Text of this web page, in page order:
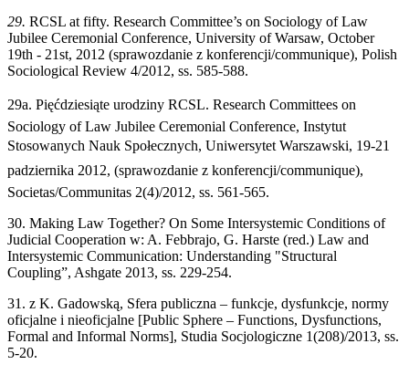
29. RCSL at fifty. Research Committee’s on Sociology of Law
Jubilee Ceremonial Conference, University of Warsaw, October
19th - 21st, 2012 (sprawozdanie z konferencji/communique), Polish
Sociological Review 4/2012, ss. 585-588.
29a. Pięćdziesiąte urodziny RCSL. Research Committees on
Sociology of Law Jubilee Ceremonial Conference, Instytut
Stosowanych Nauk Społecznych, Uniwersytet Warszawski, 19-21
padziernika 2012, (sprawozdanie z konferencji/communique),
Societas/Communitas 2(4)/2012, ss. 561-565.
30. Making Law Together? On Some Intersystemic Conditions of
Judicial Cooperation w: A. Febbrajo, G. Harste (red.) Law and
Intersystemic Communication: Understanding "Structural
Coupling”, Ashgate 2013, ss. 229-254.
31. z K. Gadowską, Sfera publiczna – funkcje, dysfunkcje, normy
oficjalne i nieoficjalne [Public Sphere – Functions, Dysfunctions,
Formal and Informal Norms], Studia Socjologiczne 1(208)/2013, ss.
5-20.